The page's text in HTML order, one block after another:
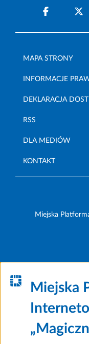
MAPA STRONY
INFORMACJE
DEKLARACJA
RSS
DLA MEDIÓW
KONTAKT
Miejska
Miejska